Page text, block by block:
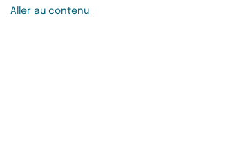
Aller au contenu